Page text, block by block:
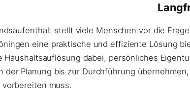
stellt viele Menschen vor die
eine praktische und effiziente Lösung
dabei, persönliches
der Planung bis zur Durchführung
muss.